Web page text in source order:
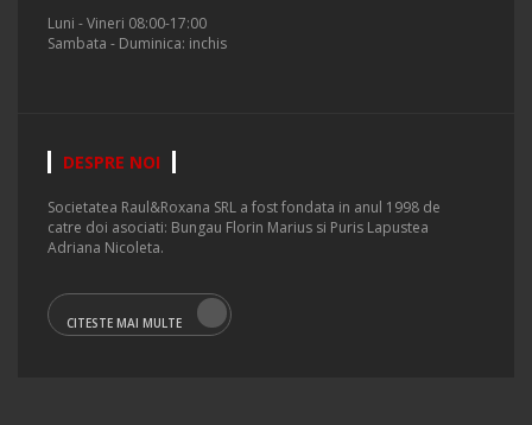
Luni - Vineri 08:00-17:00
Sambata - Duminica: inchis
DESPRE NOI
Societatea Raul&Roxana SRL a fost fondata in anul 1998 de
catre doi asociati: Bungau Florin Marius si Puris Lapustea
Adriana Nicoleta.
CITESTE MAI MULTE